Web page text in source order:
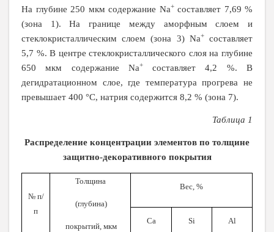
На глубине 250 мкм содержание Na+составляет 7,69 %
(зона 1). На границе между аморфным слоем и
стеклокристаллическим слоем (зона 3) Na+составляет
5,7 %. В центре стеклокристаллического слоя на глубине
650 мкм содержание Na+составляет 4,2 %. В
дегидратационном слое, где температура прогрева не
превышает 400 °С, натрия содержится 8,2 % (зона 7).
Таблица 1
Распределение концентрации элементов по толщине
защитно-декоративного покрытия
№ п/
п
Толщина
(глубина)
покрытий, мкм
Вес, %
Ca Si Al